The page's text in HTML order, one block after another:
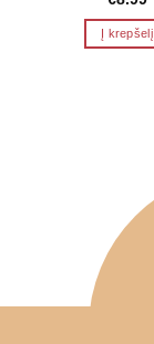
Į krepšelį